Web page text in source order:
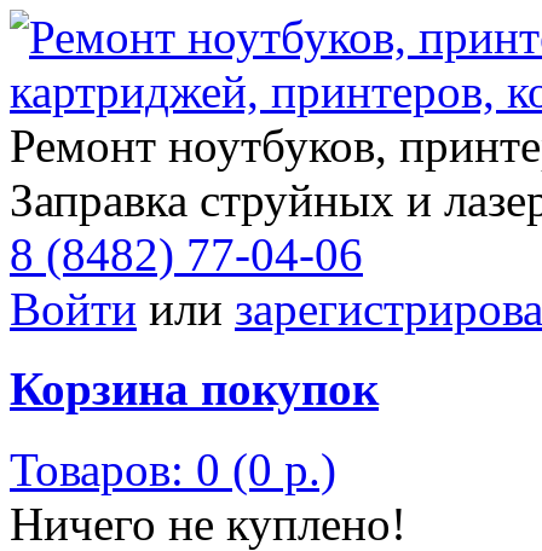
Ремонт ноутбуков,
Заправка струйных и
8 (8482) 77-04-06
Войти или
Корзина покупок
Товаров: 0 (0 р.)
Ничего не куплено!